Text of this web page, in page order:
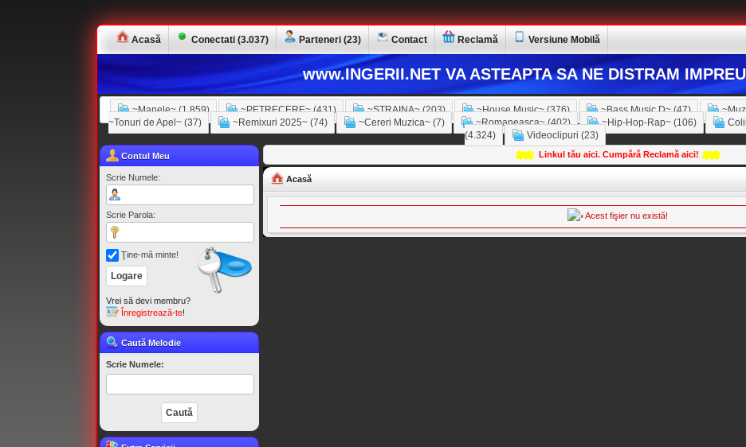
Acasă Conectati (3.037) Parteneri (23) Contact Reclamă Versiune Mobilă
www.INGERII.NET VA ASTEAPTA SA NE DISTRAM
~Manele~ (1.859) ~PETRECERE~ (431) ~STRAINA~ (203) ~House Music~ (376) ~Bass Music D~ (47)
~Tonuri de Apel~ (37)
~Remixuri 2025~ (74) ~Cereri Muzica~ (7) ~Romaneasca~ (402) ~Hip-Hop-Rap~ (106)
(4.324)
Videoclipuri (23)
Contul Meu
Scrie Numele:
Scrie Parola:
Ţine-mă minte!
Vrei să devi membru?
Înregistrează-te!
Caută Melodie
Scrie Numele:
Linkul tău aici. Cumpără Reclamă aici!
Acasă
Acest fişier nu există!